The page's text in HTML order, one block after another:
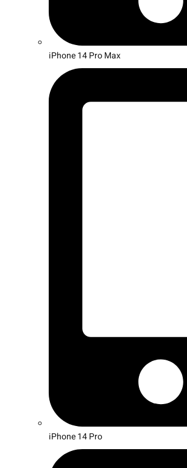
iPhone 14 Pro Max
iPhone 14 Pro